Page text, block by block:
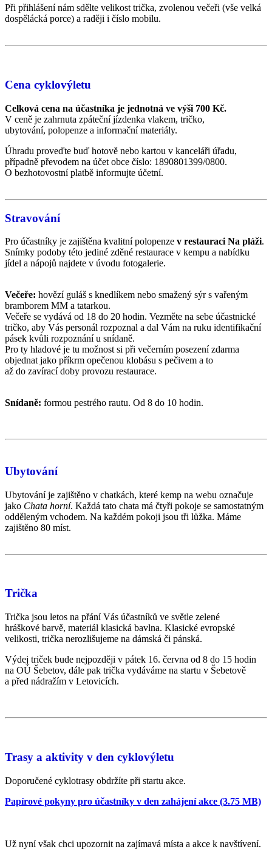
Při přihlášení nám sdělte velikost trička, zvolenou večeři (vše velká
dospělácká porce) a raději i číslo mobilu.
Cena cyklovýletu
Celková cena na účastníka je jednotná ve výši 700 Kč.
V ceně je zahrnuta zpáteční jízdenka vlakem, tričko,
ubytování, polopenze a informační materiály.
Úhradu proveďte buď hotově nebo kartou v kanceláři úřadu,
případně převodem na účet obce číslo: 1890801399/0800.
O bezhotovostní platbě informujte účetní.
Stravování
Pro účastníky je zajištěna kvalitní polopenze v restauraci Na pláži.
Snímky podoby této jediné zděné restaurace v kempu a nabídku
jídel a nápojů najdete v úvodu fotogalerie.
Večeře: hovězí guláš s knedlíkem nebo smažený sýr s vařeným
bramborem MM a tatarkou.
Večeře se vydává od 18 do 20 hodin. Vezměte na sebe účastnické
tričko, aby Vás personál rozpoznal a dal Vám na ruku identifikační
pásek kvůli rozpoznání u snídaně.
Pro ty hladové je tu možnost si při večerním posezení zdarma
objednat jako příkrm opečenou klobásu s pečivem a to
až do zavírací doby provozu restaurace.
Snídaně: formou pestrého rautu. Od 8 do 10 hodin.
Ubytování
Ubytování je zajištěno v chatkách, které kemp na webu označuje
jako Chata horní. Každá tato chata má čtyři pokoje se samostatným
odděleným vchodem. Na každém pokoji jsou tři lůžka. Máme
zajištěno 80 míst.
Trička
Trička jsou letos na přání Vás účastníků ve světle zelené
hráškové barvě, materiál klasická bavlna. Klasické evropské
velikosti, trička nerozlišujeme na dámská či pánská.
Výdej triček bude nejpozději v pátek 16. června od 8 do 15 hodin
na OÚ Šebetov, dále pak trička vydáváme na startu v Šebetově
a před nádražím v Letovicích.
Trasy a aktivity v den cyklovýletu
Doporučené cyklotrasy obdržíte při startu akce.
Papírové pokyny pro účastníky v den zahájení akce (3.75 MB)
Už nyní však chci upozornit na zajímavá místa a akce k navštívení.